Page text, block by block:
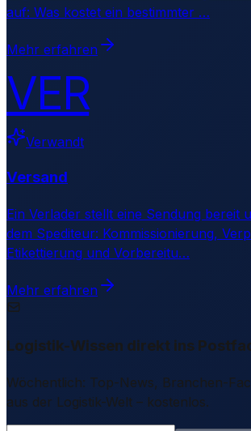
auf: Was kostet ein bestimmter …
Mehr erfahren
VER
Verwandt
Versand
Ein Verlader stellt eine Sendung bereit
dem Spediteur: Kommissionierung,
Etikettierung und Vorbereitu…
Mehr erfahren
Logistik-Wissen direkt ins
Wöchentlich: Top-News, Branchen-
aus der Logistik-Welt – kostenlos.